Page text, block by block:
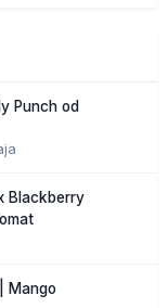
Punch od
Blackberry
Mango